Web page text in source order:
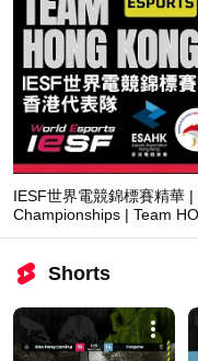
IESF世界電競錦標賽精華
Championships | Team
Shorts